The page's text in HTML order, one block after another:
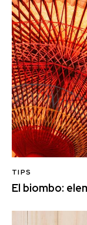
TIPS
El biombo: